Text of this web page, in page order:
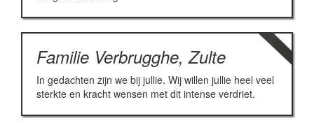
Familie Verbrugghe, Zulte
In gedachten zijn we bij jullie. Wij willen jullie heel veel
sterkte en kracht wensen met dit intense verdriet.